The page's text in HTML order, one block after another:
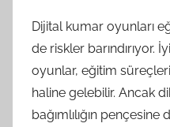
Dijital kumar oyunları
de riskler barındırıyor.
oyunlar, eğitim
haline gelebilir. Ancak
bağımlılığın